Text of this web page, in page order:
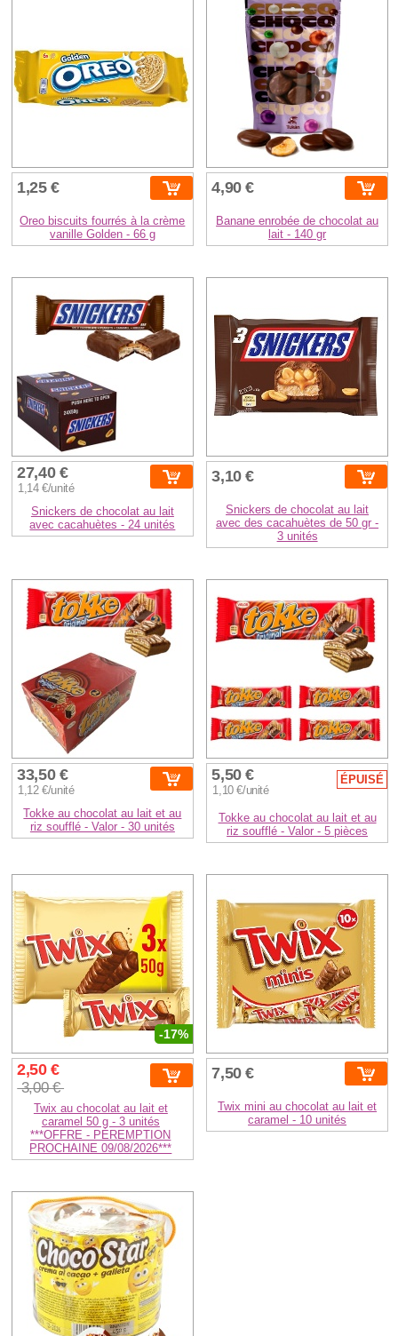
1,25 €
Oreo biscuits fourrés à la crème
vanille Golden - 66 g
4,90 €
Banane enrobée de chocolat au
lait - 140 gr
27,40 €
1,14 €/unité
Snickers de chocolat au lait
avec cacahuètes - 24 unités
3,10 €
Snickers de chocolat au lait
avec des cacahuètes de 50 gr -
3 unités
33,50 €
1,12 €/unité
Tokke au chocolat au lait et au
riz soufflé - Valor - 30 unités
5,50 €
1,10 €/unité
ÉPUISÉ
Tokke au chocolat au lait et au
riz soufflé - Valor - 5 pièces
-17%
2,50 €
3,00 €
Twix au chocolat au lait et
caramel 50 g - 3 unités
***OFFRE - PÉREMPTION
PROCHAINE 09/08/2026***
7,50 €
Twix mini au chocolat au lait et
caramel - 10 unités